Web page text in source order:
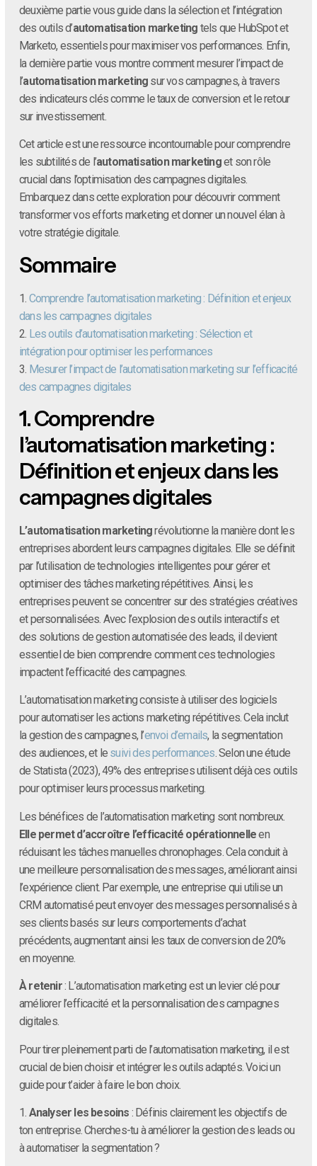
deuxième partie vous guide dans la sélection et l’intégration
des outils d’automatisation marketing tels que HubSpot et
Marketo, essentiels pour maximiser vos performances. Enfin,
la dernière partie vous montre comment mesurer l’impact de
l’automatisation marketing sur vos campagnes, à travers
des indicateurs clés comme le taux de conversion et le retour
sur investissement.
Cet article est une ressource incontournable pour comprendre
les subtilités de l’automatisation marketinget son rôle
crucial dans l’optimisation des campagnes digitales.
Embarquez dans cette exploration pour découvrir comment
transformer vos efforts marketing et donner un nouvel élan à
votre stratégie digitale.
Sommaire
1. Comprendre l’automatisation marketing : Définition et enjeux
dans les campagnes digitales
2. Les outils d’automatisation marketing : Sélection et
intégration pour optimiser les performances
3. Mesurer l’impact de l’automatisation marketing sur l’efficacité
des campagnes digitales
1.Comprendre
l’automatisation marketing :
Définition et enjeux dans les
campagnes digitales
L’automatisation marketingrévolutionne la manière dont les
entreprises abordent leurs campagnes digitales. Elle se définit
par l’utilisation de technologies intelligentes pour gérer et
optimiser des tâches marketing répétitives. Ainsi, les
entreprises peuvent se concentrer sur des stratégies créatives
et personnalisées. Avec l’explosion des outils interactifs et
des solutions de gestion automatisée des leads, il devient
essentiel de bien comprendre comment ces technologies
impactent l’efficacité des campagnes.
L’automatisation marketing consiste à utiliser des logiciels
pour automatiser les actions marketing répétitives. Cela inclut
la gestion des campagnes, l’envoi d’emails, la segmentation
des audiences, et le suivi des performances. Selon une étude
de Statista (2023), 49% des entreprises utilisent déjà ces outils
pour optimiser leurs processus marketing.
Les bénéfices de l’automatisation marketing sont nombreux.
Elle permet d’accroître l’efficacité opérationnelleen
réduisant les tâches manuelles chronophages. Cela conduit à
une meilleure personnalisation des messages, améliorant ainsi
l’expérience client. Par exemple, une entreprise qui utilise un
CRM automatisé peut envoyer des messages personnalisés à
ses clients basés sur leurs comportements d’achat
précédents, augmentant ainsi les taux de conversion de 20%
en moyenne.
À retenir: L’automatisation marketing est un levier clé pour
améliorer l’efficacité et la personnalisation des campagnes
digitales.
Pour tirer pleinement parti de l’automatisation marketing, il est
crucial de bien choisir et intégrer les outils adaptés. Voici un
guide pour t’aider à faire le bon choix.
1. Analyser les besoins : Définis clairement les objectifs de
ton entreprise. Cherches-tu à améliorer la gestion des leads ou
à automatiser la segmentation ?